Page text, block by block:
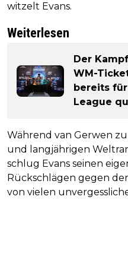
witzelt Evans.
Weiterlesen
Der
WM-
bereits
League
Während van Gerwen
und langjährigen
schlug Evans seinen
Rückschlägen gegen
von vielen